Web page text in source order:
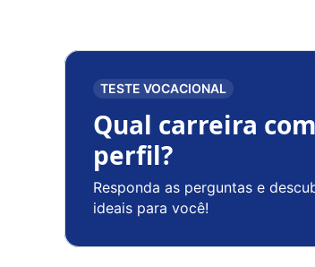
TESTE VOCACIONAL
Qual carreira
perfil?
Responda as perguntas e
ideais para você!